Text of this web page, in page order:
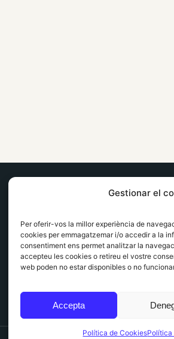
Gestionar el
Per oferir-vos la millor experiència de
cookies per emmagatzemar i/o accedir a la
consentiment ens permet analitzar la
accepteu les cookies o retireu el vostre
web poden no estar disponibles o no
Accepta
Política de Cookies
elRidaura.com
Política de
Política